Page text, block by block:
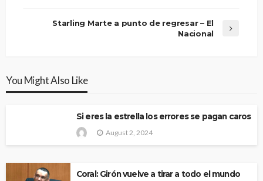
Starling Marte a punto de regresar – El
Nacional
You Might Also Like
Si eres la estrella los errores se pagan caros
August 2, 2024
Coral: Girón vuelve a tirar a todo el mundo